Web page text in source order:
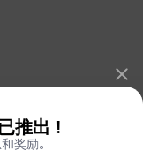
推出！
奖励。